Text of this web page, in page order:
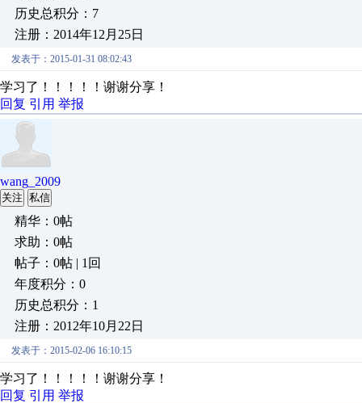
历史总积分：7
注册：2014年12月25日
发表于：2015-01-31 08:02:43
学习了！！！！！谢谢分享！
回复 引用 举报
wang_2009
关注 私信
精华：0帖
求助：0帖
帖子：0帖 | 1回
年度积分：0
历史总积分：1
注册：2012年10月22日
发表于：2015-02-06 16:10:15
学习了！！！！！谢谢分享！
回复 引用 举报